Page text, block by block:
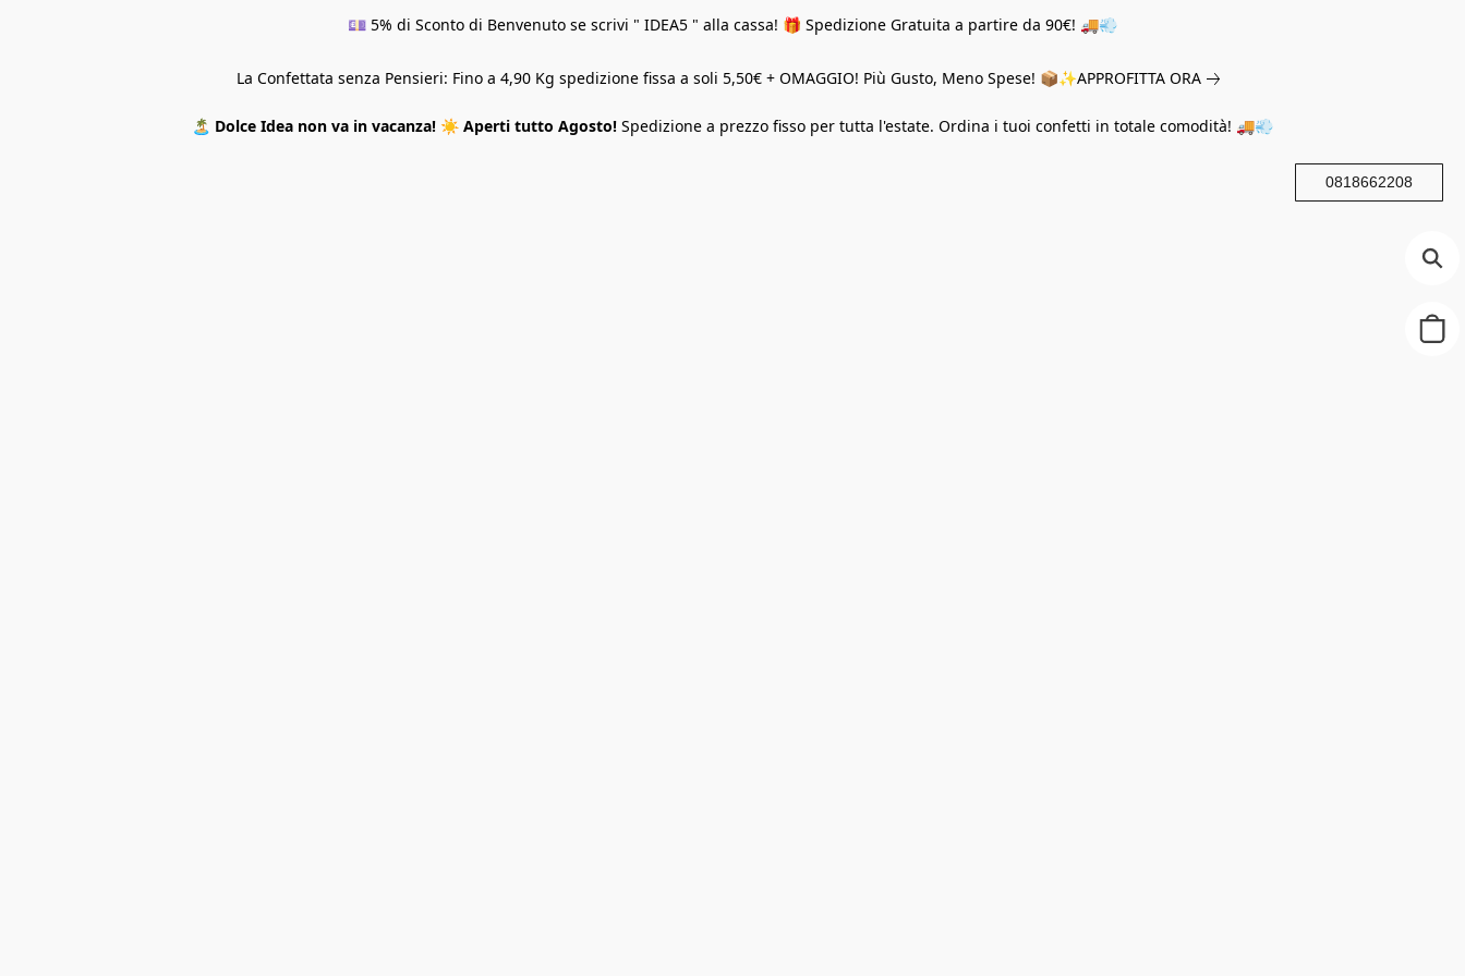
💷 5% di Sconto di Benvenuto se scrivi " IDEA5 " alla cassa! 🎁 Spedizione Gratuita a partire da 90€! 🚚💨
La Confettata senza Pensieri: Fino a 4,90 Kg spedizione fissa a soli 5,50€ + OMAGGIO! Più Gusto, Meno Spese! 📦✨APPROFITTA ORA
🏝️ Dolce Idea non va in vacanza! ☀️ Aperti tutto Agosto! Spedizione a prezzo fisso per tutta l'estate. Ordina i tuoi confetti in totale comodità! 🚚💨
0818662208